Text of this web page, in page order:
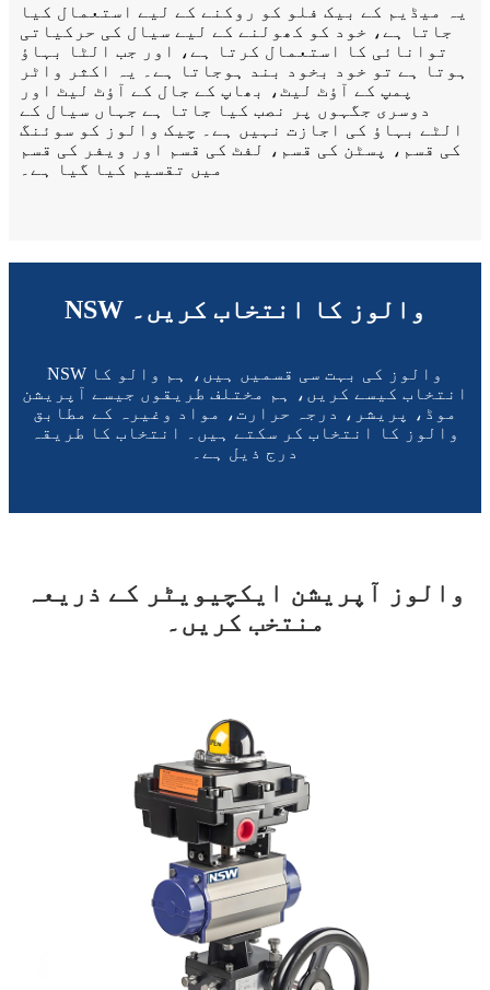
یہ میڈیم کے بیک فلو کو روکنے کے لیے استعمال کیا
جاتا ہے، خود کو کھولنے کے لیے سیال کی حرکیاتی
توانائی کا استعمال کرتا ہے، اور جب الٹا بہاؤ
ہوتا ہے تو خود بخود بند ہوجاتا ہے۔ یہ اکثر واٹر
پمپ کے آؤٹ لیٹ، بھاپ کے جال کے آؤٹ لیٹ اور
دوسری جگہوں پر نصب کیا جاتا ہے جہاں سیال کے
الٹے بہاؤ کی اجازت نہیں ہے۔ چیک والوز کو سوئنگ
کی قسم، پسٹن کی قسم، لفٹ کی قسم اور ویفر کی قسم
میں تقسیم کیا گیا ہے۔
NSW والوز کا انتخاب کریں۔
NSW والوز کی بہت سی قسمیں ہیں، ہم والو کا
انتخاب کیسے کریں، ہم مختلف طریقوں جیسے آپریشن
موڈ، پریشر، درجہ حرارت، مواد وغیرہ کے مطابق
والوز کا انتخاب کر سکتے ہیں۔ انتخاب کا طریقہ
درج ذیل ہے۔
والوز آپریشن ایکچیویٹر کے ذریعہ
منتخب کریں۔